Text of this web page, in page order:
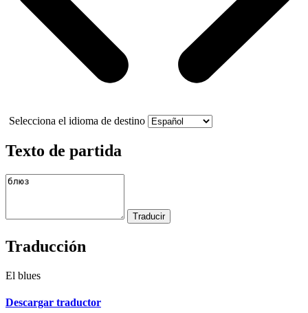
Selecciona el idioma de destino
Texto de partida
Traducción
El blues
Descargar traductor